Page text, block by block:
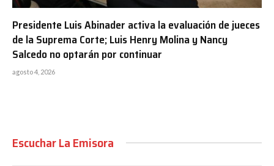
Presidente Luis Abinader activa la evaluación de jueces
de la Suprema Corte; Luis Henry Molina y Nancy
Salcedo no optarán por continuar
agosto 4, 2026
Escuchar La Emisora